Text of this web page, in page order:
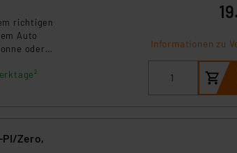
richtigen
Auto
oder
diese
Informationen zu
PI/Zero,